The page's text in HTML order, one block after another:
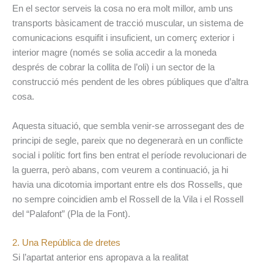
En el sector serveis la cosa no era molt millor, amb uns
transports bàsicament de tracció muscular, un sistema de
comunicacions esquifit i insuficient, un comerç exterior i
interior magre (només se solia accedir a la moneda
després de cobrar la collita de l’oli) i un sector de la
construcció més pendent de les obres públiques que d’altra
cosa.
Aquesta situació, que sembla venir-se arrossegant des de
principi de segle, pareix que no degenerarà en un conflicte
social i polític fort fins ben entrat el període revolucionari de
la guerra, però abans, com veurem a continuació, ja hi
havia una dicotomia important entre els dos Rossells, que
no sempre coincidien amb el Rossell de la Vila i el Rossell
del “Palafont” (Pla de la Font).
2. Una República de dretes
Si l’apartat anterior ens apropava a la realitat